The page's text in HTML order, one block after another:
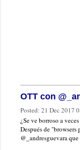
OTT con
Posted: 21 Dec 2017
¿Se ve borroso a
Después de
@_andresguevara